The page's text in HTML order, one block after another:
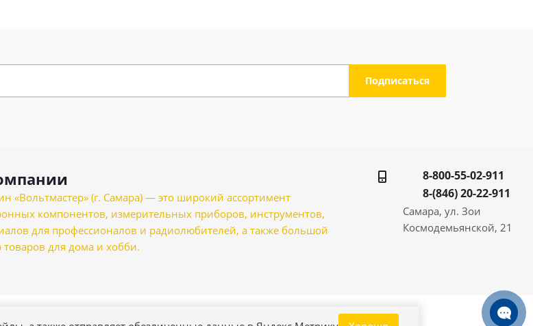
«Вольтмастер» (г. Самара) — это широкий ассортимент
компонентов, измерительных приборов, инструментов,
для профессионалов и радиолюбителей, а также большой
для дома и хобби.
8-800-55-02-911
8-(846) 20-22-911
Самара, ул. Зои
Космодемьянской, 21